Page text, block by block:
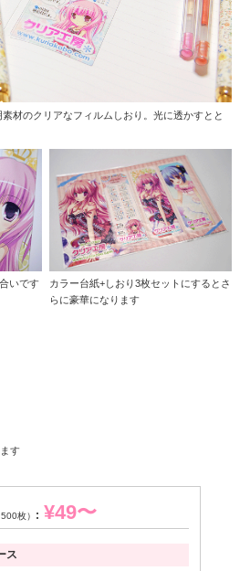
材のクリアなフィルムしおり。光に透かすとと
いです
カラー台紙+しおり3枚セットにするとさ
らに豪華になります
す
枚） : ¥49〜
ス